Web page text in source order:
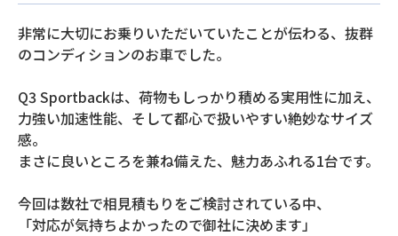
非常に大切にお乗りいただいていたことが伝わる、抜群
のコンディションのお車でした。
Q3 Sportbackは、荷物もしっかり積める実用性に加え、
力強い加速性能、そして都心で扱いやすい絶妙なサイズ
感。
まさに良いところを兼ね備えた、魅力あふれる1台です。
今回は数社で相見積もりをご検討されている中、
「対応が気持ちよかったので御社に決めます」